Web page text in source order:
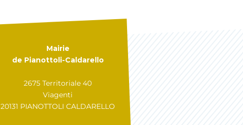
Mairie
de Pianottoli-Caldarello
2675 Territoriale 40
Viagenti
20131 PIANOTTOLI CALDARELLO